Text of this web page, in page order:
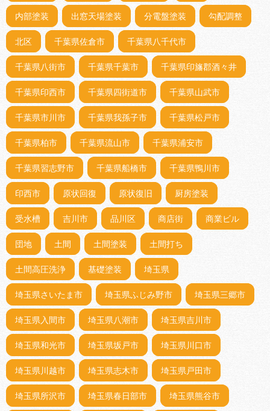
内部塗装 出窓天場塗装 分電盤塗装 勾配調整
北区 千葉県佐倉市 千葉県八千代市
千葉県八街市 千葉県千葉市 千葉県印旛郡酒々井
千葉県印西市 千葉県四街道市 千葉県山武市
千葉県市川市 千葉県我孫子市 千葉県松戸市
千葉県柏市 千葉県流山市 千葉県浦安市
千葉県習志野市 千葉県船橋市 千葉県鴨川市
印西市 原状回復 原状復旧 厨房塗装
受水槽 吉川市 品川区 商店街 商業ビル
団地 土間 土間塗装 土間打ち
土間高圧洗浄 基礎塗装 埼玉県
埼玉県さいたま市 埼玉県ふじみ野市 埼玉県三郷市
埼玉県入間市 埼玉県八潮市 埼玉県吉川市
埼玉県和光市 埼玉県坂戸市 埼玉県川口市
埼玉県川越市 埼玉県志木市 埼玉県戸田市
埼玉県所沢市 埼玉県春日部市 埼玉県熊谷市